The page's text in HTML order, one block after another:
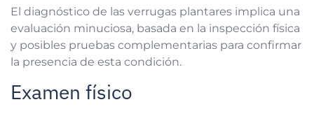
El diagnóstico de las verrugas plantares implica una
evaluación minuciosa, basada en la inspección física
y posibles pruebas complementarias para confirmar
la presencia de esta condición.
Examen físico